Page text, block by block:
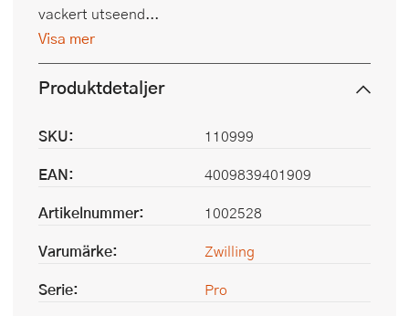
vackert utseend...
Visa mer
Produktdetaljer
SKU:
110999
EAN:
4009839401909
Artikelnummer:
1002528
Varumärke:
Zwilling
Serie:
Pro